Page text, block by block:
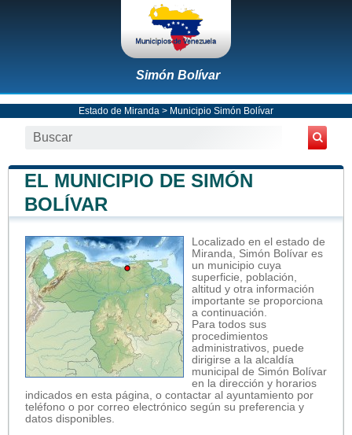
Simón Bolívar
Estado de Miranda > Municipio Simón Bolívar
EL MUNICIPIO DE SIMÓN
BOLÍVAR
Localizado en el estado de
Miranda, Simón Bolívar es
un municipio cuya
superficie, población,
altitud y otra información
importante se proporciona
a continuación.
Para todos sus
procedimientos
administrativos, puede
dirigirse a la alcaldía
municipal de Simón Bolívar
en la dirección y horarios
indicados en esta página, o contactar al ayuntamiento por
teléfono o por correo electrónico según su preferencia y
datos disponibles.